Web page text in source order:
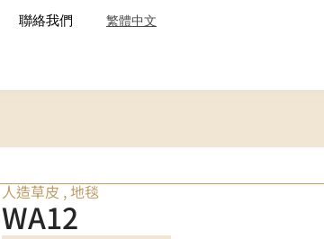
聯絡我們 繁體中文
人造草皮,地毯
WA12